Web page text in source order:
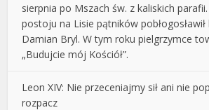
sierpnia po Mszach św. z kaliskich
postoju na Lisie pątników pobłogosławił
Damian Bryl. W tym roku pielgrzymce
„Budujcie mój Kościół”.
Leon XIV: Nie przeceniajmy sił ani nie
rozpacz